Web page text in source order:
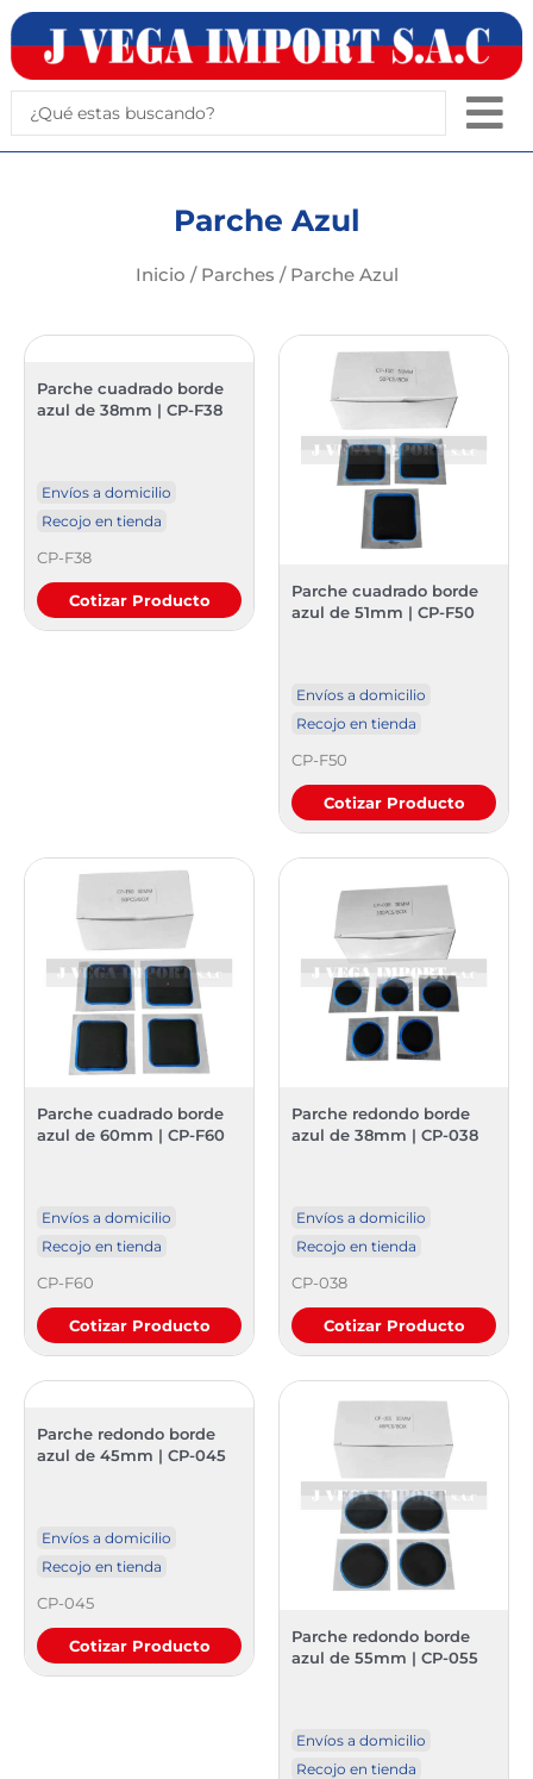
al
contenido
Parche Azul
Inicio / Parches / Parche Azul
Parche cuadrado borde
azul de 38mm | CP-F38
Envíos a domicilio
Recojo en tienda
CP-F38
Cotizar Producto
Parche cuadrado borde
azul de 51mm | CP-F50
Envíos a domicilio
Recojo en tienda
CP-F50
Cotizar Producto
Parche cuadrado borde
azul de 60mm | CP-F60
Envíos a domicilio
Recojo en tienda
CP-F60
Cotizar Producto
Parche redondo borde
azul de 38mm | CP-038
Envíos a domicilio
Recojo en tienda
CP-038
Cotizar Producto
Parche redondo borde
azul de 45mm | CP-045
Envíos a domicilio
Recojo en tienda
CP-045
Cotizar Producto
Parche redondo borde
azul de 55mm | CP-055
Envíos a domicilio
Recojo en tienda